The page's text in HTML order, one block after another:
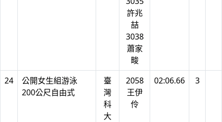
許兆
喆
3038
蕭家
畯
24
公開女生組游泳
200公尺自由式
臺
灣
科
大
2058
王伊
伶
02:06.66 3